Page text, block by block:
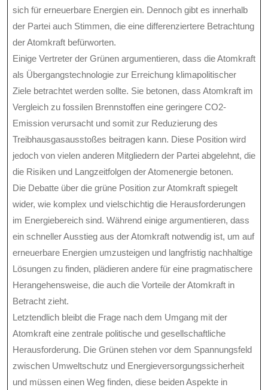
sich für erneuerbare Energien ein. Dennoch gibt es innerhalb
der Partei auch Stimmen, die eine differenziertere Betrachtung
der Atomkraft befürworten.
Einige Vertreter der Grünen argumentieren, dass die Atomkraft
als Übergangstechnologie zur Erreichung klimapolitischer
Ziele betrachtet werden sollte. Sie betonen, dass Atomkraft im
Vergleich zu fossilen Brennstoffen eine geringere CO2-
Emission verursacht und somit zur Reduzierung des
Treibhausgasausstoßes beitragen kann. Diese Position wird
jedoch von vielen anderen Mitgliedern der Partei abgelehnt, die
die Risiken und Langzeitfolgen der Atomenergie betonen.
Die Debatte über die grüne Position zur Atomkraft spiegelt
wider, wie komplex und vielschichtig die Herausforderungen
im Energiebereich sind. Während einige argumentieren, dass
ein schneller Ausstieg aus der Atomkraft notwendig ist, um auf
erneuerbare Energien umzusteigen und langfristig nachhaltige
Lösungen zu finden, plädieren andere für eine pragmatischere
Herangehensweise, die auch die Vorteile der Atomkraft in
Betracht zieht.
Letztendlich bleibt die Frage nach dem Umgang mit der
Atomkraft eine zentrale politische und gesellschaftliche
Herausforderung. Die Grünen stehen vor dem Spannungsfeld
zwischen Umweltschutz und Energieversorgungssicherheit
und müssen einen Weg finden, diese beiden Aspekte in